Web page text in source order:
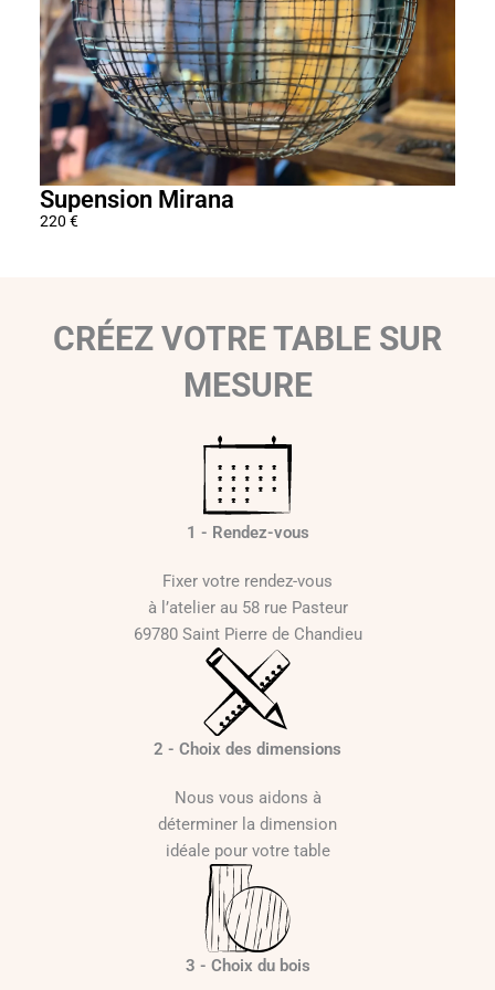
1
9
0
€
Supension Mirana
220 €
CRÉEZ VOTRE TABLE SUR
MESURE
1 - Rendez-vous
Fixer votre rendez-vous
à l’atelier au 58 rue Pasteur
69780 Saint Pierre de Chandieu
2 - Choix des dimensions
Nous vous aidons à
déterminer la dimension
idéale pour votre table
3 - Choix du bois